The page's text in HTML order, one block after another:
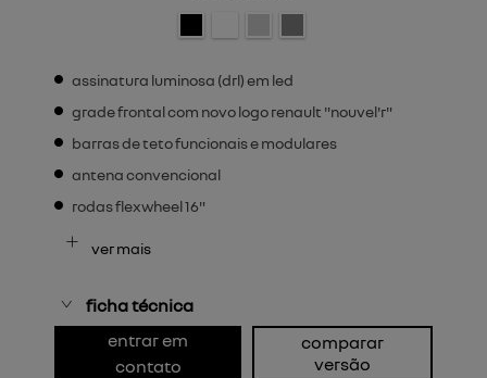
assinatura luminosa (drl) em led
grade frontal com novo logo renault "nouvel'r"
barras de teto funcionais e modulares
antena convencional
rodas flexwheel 16"
ver mais
ficha técnica
entrar em
contato
comparar
versão